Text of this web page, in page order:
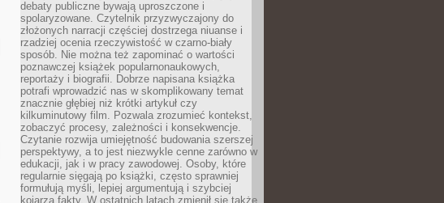
debaty publiczne bywają uproszczone i
spolaryzowane. Czytelnik przyzwyczajony do
złożonych narracji częściej dostrzega niuanse i
rzadziej ocenia rzeczywistość w czarno-biały
sposób. Nie można też zapominać o wartości
poznawczej książek popularnonaukowych,
reportaży i biografii. Dobrze napisana książka
potrafi wprowadzić nas w skomplikowany temat
znacznie głębiej niż krótki artykuł czy
kilkuminutowy film. Pozwala zrozumieć kontekst,
zobaczyć procesy, zależności i konsekwencje.
Czytanie rozwija umiejętność budowania szerszej
perspektywy, a to jest niezwykle cenne zarówno w
edukacji, jak i w pracy zawodowej. Osoby, które
regularnie sięgają po książki, często sprawniej
formułują myśli, lepiej argumentują i szybciej
kojarzą fakty. W ostatnich latach zmienił się także